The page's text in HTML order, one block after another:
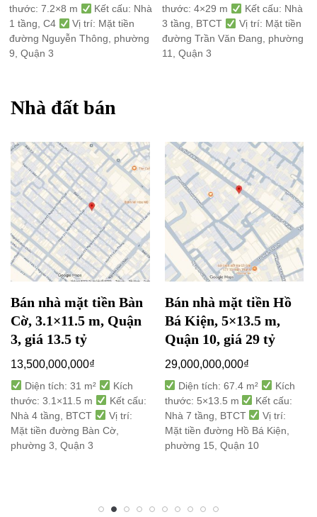
thước: 7.2×8 m
Kết cấu: Nhà
1 tầng, C4
Vị trí: Mặt tiền
đường Nguyễn Thông, phường
9, Quận 3
thước: 4×29 m
Kết cấu: Nhà
3 tầng, BTCT
Vị trí: Mặt tiền
đường Trần Văn Đang, phường
11, Quận 3
Nhà đất bán
Bán nhà mặt tiền Bàn
Cờ, 3.1×11.5 m, Quận
3, giá 13.5 tỷ
13,500,000,000₫
Diện tích: 31 m²
Kích
thước: 3.1×11.5 m
Kết cấu:
Nhà 4 tầng, BTCT
Vị trí:
Mặt tiền đường Bàn Cờ,
phường 3, Quận 3
Bán nhà mặt tiền Hồ
Bá Kiện, 5×13.5 m,
Quận 10, giá 29 tỷ
29,000,000,000₫
Diện tích: 67.4 m²
Kích
thước: 5×13.5 m
Kết cấu:
Nhà 7 tầng, BTCT
Vị trí:
Mặt tiền đường Hồ Bá Kiện,
phường 15, Quận 10